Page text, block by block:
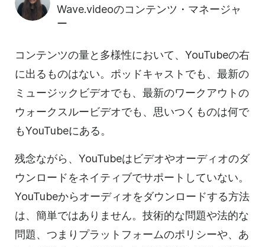
Wave.videoのコンテンツ・マネージャ
ー
コンテンツの量と多様性において、YouTubeの右
に出るものはない。ポッドキャストでも、最新の
ミュージックビデオでも、最新のワークアウトの
ウォークスルービデオでも、思いつくものは何で
もYouTubeにある。
残念ながら、YouTubeはビデオやオーディオのダ
ウンロードをネイティブでサポートしていない。
YouTubeからオーディオをダウンロードする方法
は、簡単ではありません。技術的な問題や法的な
問題、つまりプラットフォームのポリシーや、あ